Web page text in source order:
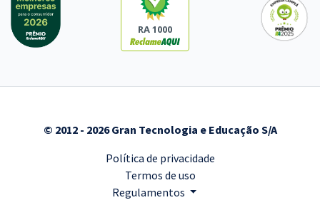
RA 1000
© 2012 - 2026 Gran Tecnologia e Educação S/A
Política de privacidade
Termos de uso
Regulamentos